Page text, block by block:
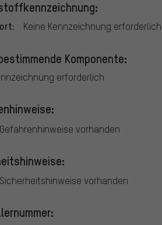
Keine Kennzeichnung
Komponente:
erforderlich
vorhanden
vorhanden